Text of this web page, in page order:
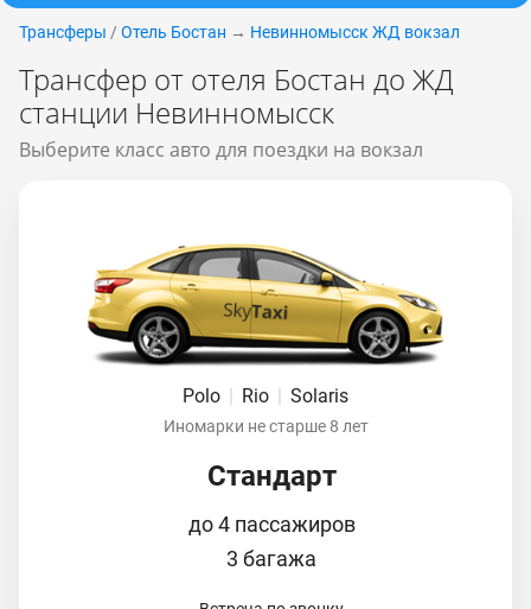
Трансферы / Отель Бостан → Невинномысск ЖД вокзал
Трансфер от отеля Бостан до ЖД
станции Невинномысск
Выберите класс авто для поездки на вокзал
Polo | Rio | Solaris
Иномарки не старше 8 лет
Стандарт
до 4 пассажиров
3 багажа